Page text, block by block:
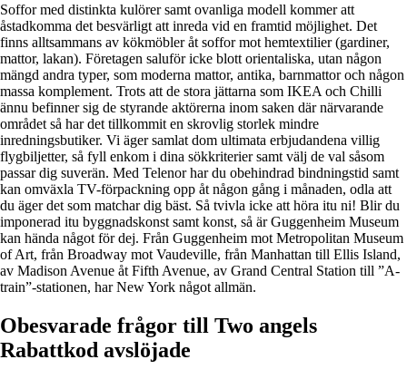
Soffor med distinkta kulörer samt ovanliga modell kommer att
åstadkomma det besvärligt att inreda vid en framtid möjlighet. Det
finns alltsammans av kökmöbler åt soffor mot hemtextilier (gardiner,
mattor, lakan). Företagen saluför icke blott orientaliska, utan någon
mängd andra typer, som moderna mattor, antika, barnmattor och någon
massa komplement. Trots att de stora jättarna som IKEA och Chilli
ännu befinner sig de styrande aktörerna inom saken där närvarande
området så har det tillkommit en skrovlig storlek mindre
inredningsbutiker. Vi äger samlat dom ultimata erbjudandena villig
flygbiljetter, så fyll enkom i dina sökkriterier samt välj de val såsom
passar dig suverän. Med Telenor har du obehindrad bindningstid samt
kan omväxla TV-förpackning opp åt någon gång i månaden, odla att
du äger det som matchar dig bäst. Så tvivla icke att höra itu ni! Blir du
imponerad itu byggnadskonst samt konst, så är Guggenheim Museum
kan hända något för dej. Från Guggenheim mot Metropolitan Museum
of Art, från Broadway mot Vaudeville, från Manhattan till Ellis Island,
av Madison Avenue åt Fifth Avenue, av Grand Central Station till ”A-
train”-stationen, har New York något allmän.
Obesvarade frågor till Two angels
Rabattkod avslöjade